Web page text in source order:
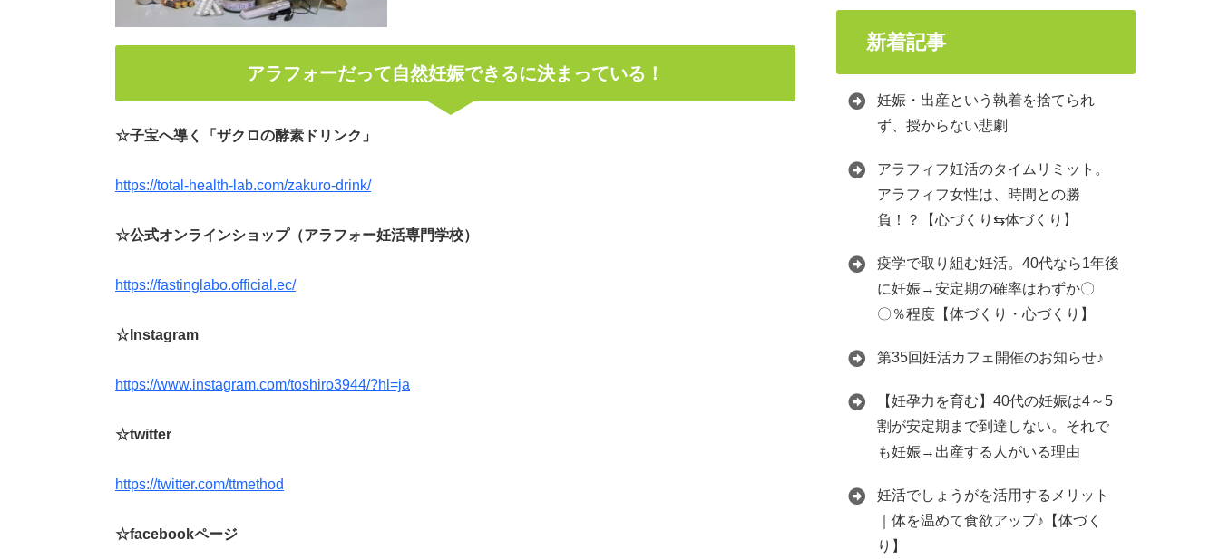
アラフォーだって自然妊娠できるに決まっている！
☆子宝へ導く「ザクロの酵素ドリンク」
https://total-health-lab.com/zakuro-drink/
☆公式オンラインショップ（アラフォー妊活専門学校）
https://fastinglabo.official.ec/
☆Instagram
https://www.instagram.com/toshiro3944/?hl=ja
☆twitter
https://twitter.com/ttmethod
☆facebookページ
新着記事
妊娠・出産という執着を捨てられ
ず、授からない悲劇
アラフィフ妊活のタイムリミット。
アラフィフ女性は、時間との勝
負！？【心づくり⇆体づくり】
疫学で取り組む妊活。40代なら1年後
に妊娠→安定期の確率はわずか〇
〇％程度【体づくり・心づくり】
第35回妊活カフェ開催のお知らせ♪
【妊孕力を育む】40代の妊娠は4～5
割が安定期まで到達しない。それで
も妊娠→出産する人がいる理由
妊活でしょうがを活用するメリット
｜体を温めて食欲アップ♪【体づく
り】